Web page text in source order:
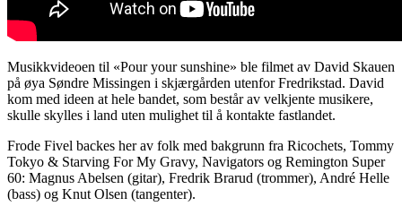
Musikkvideoen til «Pour your sunshine» ble filmet av David Skauen
på øya Søndre Missingen i skjærgården utenfor Fredrikstad. David
kom med ideen at hele bandet, som består av velkjente musikere,
skulle skylles i land uten mulighet til å kontakte fastlandet.
Frode Fivel backes her av folk med bakgrunn fra Ricochets, Tommy
Tokyo & Starving For My Gravy, Navigators og Remington Super
60: Magnus Abelsen (gitar), Fredrik Brarud (trommer), André Helle
(bass) og Knut Olsen (tangenter).